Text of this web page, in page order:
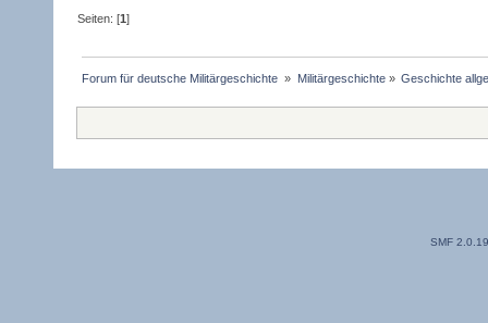
Seiten: [1]
Forum für deutsche Militärgeschichte » Militärgeschichte» Geschichte
SMF 2.0.19